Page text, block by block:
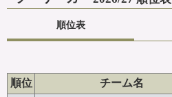
順位表
順位 チーム名